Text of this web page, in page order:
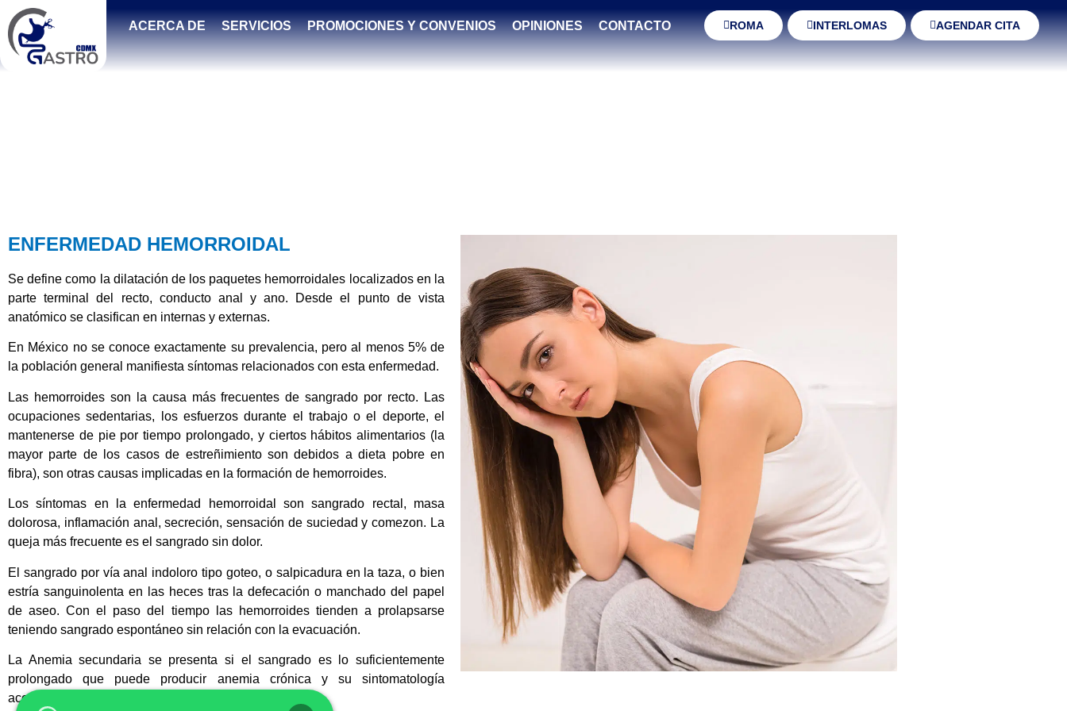
ACERCA DE SERVICIOS PROMOCIONES Y CONVENIOS OPINIONES CONTACTO ROMA INTERLOMAS AGENDAR CITA
ENFERMEDAD HEMORROIDAL
Se define como la dilatación de los paquetes hemorroidales localizados en la
parte terminal del recto, conducto anal y ano. Desde el punto de vista
anatómico se clasifican en internas y externas.
En México no se conoce exactamente su prevalencia, pero al menos 5% de
la población general manifiesta síntomas relacionados con esta enfermedad.
Las hemorroides son la causa más frecuentes de sangrado por recto. Las
ocupaciones sedentarias, los esfuerzos durante el trabajo o el deporte, el
mantenerse de pie por tiempo prolongado, y ciertos hábitos alimentarios (la
mayor parte de los casos de estreñimiento son debidos a dieta pobre en
fibra), son otras causas implicadas en la formación de hemorroides.
Los síntomas en la enfermedad hemorroidal son sangrado rectal, masa
dolorosa, inflamación anal, secreción, sensación de suciedad y comezon. La
queja más frecuente es el sangrado sin dolor.
El sangrado por vía anal indoloro tipo goteo, o salpicadura en la taza, o bien
estría sanguinolenta en las heces tras la defecación o manchado del papel
de aseo. Con el paso del tiempo las hemorroides tienden a prolapsarse
teniendo sangrado espontáneo sin relación con la evacuación.
La Anemia secundaria se presenta si el sangrado es lo suficientemente
prolongado que puede producir anemia crónica y su sintomatología
acompañante (cansancio, palidez, dolor de cabeza).